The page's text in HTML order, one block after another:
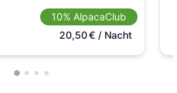
10% AlpacaClub
20,50€/ Nacht